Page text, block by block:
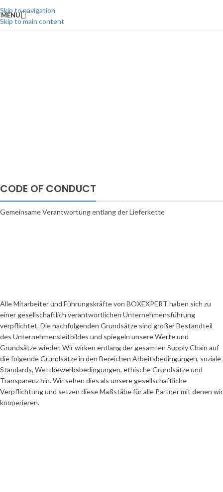
Skip to navigation
Skip to main content
MENU
CODE OF CONDUCT
Gemeinsame Verantwortung entlang der Lieferkette
Alle Mitarbeiter und Führungskräfte von BOXEXPERT haben sich zu
einer gesellschaftlich verantwortlichen Unternehmensführung
verpflichtet. Die nachfolgenden Grundsätze sind großer Bestandteil
des Unternehmensleitbildes und spiegeln unsere Werte und
Grundsätze wieder. Wir wirken entlang der gesamten Supply Chain auf
die folgende Grundsätze in den Bereichen Arbeitsbedingungen, soziale
Standards, Wettbewerbsbedingungen, ethische Grundsätze und
Transparenz hin. Wir sehen dies als unsere gesellschaftliche
Verpflichtung und setzen diese Maßstäbe für alle Partner mit denen wir
kooperieren.